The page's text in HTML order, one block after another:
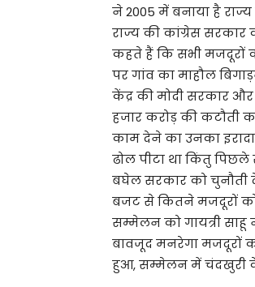
ने 2005 में बनाया है
राज्य की कांग्रेस
कहते हैं कि सभी मजदूरों
पर गांव का माहौल
केंद्र की मोदी सरकार
हजार करोड़ की कटौती
काम देने का उनका
ढोल पीटा था किंतु
बघेल सरकार को चुनौती
बजट से कितने मजदूरों
सम्मेलन को गायत्री साहू
बावजूद मनरेगा मजदूरों
हुआ, सम्मेलन में चंदखुरी